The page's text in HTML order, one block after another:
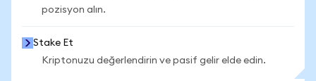
pozisyon alın.
Stake Et
Kriptonuzu değerlendirin ve pasif gelir elde edin.